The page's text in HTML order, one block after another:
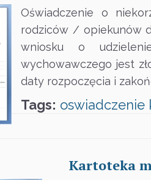
Oświadczenie o
rodziców / opiekunów
wniosku o
wychowawczego jest
daty rozpoczęcia i
Tags: oswiadczenie
Kartoteka